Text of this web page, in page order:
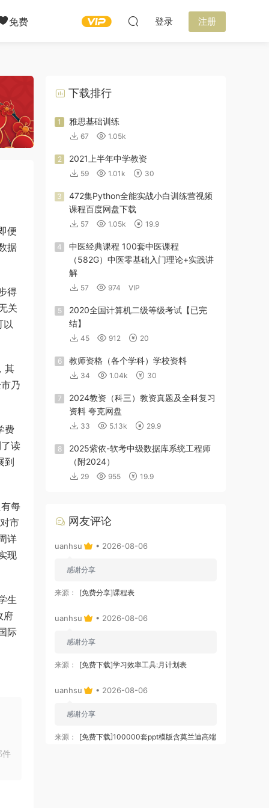
免费 登录 注册
便
据
得
关
以
其
乃
费
读
到
每
市
详
现
生
府
际
件
下载排行
1 雅思基础训练
67 1.05k
2 2021上半年中学教资
59 1.01k 30
3
472集Python全能实战小白训练营视频
课程百度网盘下载
57 1.05k 19.9
4
中医经典课程 100套中医课程
（582G）中医零基础入门理论+实践讲
解
57 974 VIP
5
2020全国计算机二级等级考试【已完
结】
45 912 20
6 教师资格（各个学科）学校资料
34 1.04k 30
7
2024教资（科三）教资真题及全科复习
资料 夸克网盘
33 5.13k 29.9
8
2025紫依-软考中级数据库系统工程师
（附2024）
29 955 19.9
网友评论
uanhsu • 2026-08-06
感谢分享
来源： [免费分享]课程表
uanhsu • 2026-08-06
感谢分享
来源： [免费下载]学习效率工具:月计划表
uanhsu • 2026-08-06
感谢分享
来源：
[免费下载]100000套ppt模版含莫兰迪高端